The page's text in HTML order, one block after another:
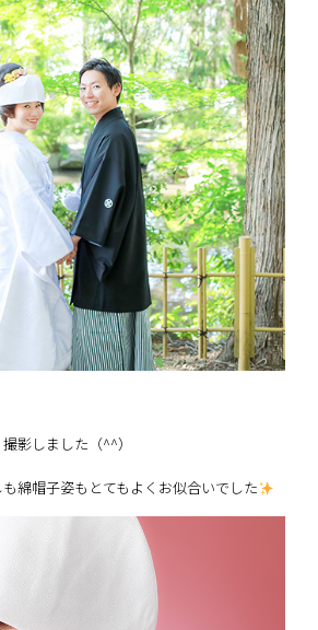
影しました（^^）
綿帽子姿もとてもよくお似合いでした